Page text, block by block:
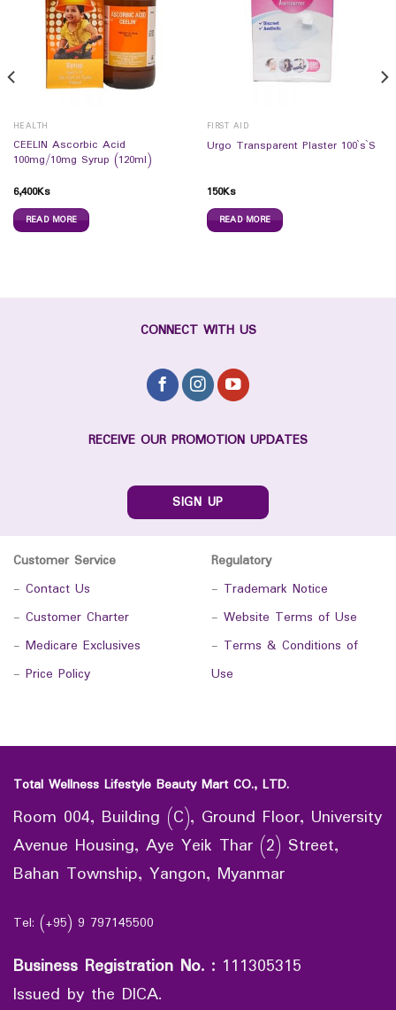
HEALTH
CEELIN Ascorbic Acid
100mg/10mg Syrup (120ml)
6,400Ks
READ MORE
FIRST AID
Urgo Transparent Plaster 100`s`S
150Ks
READ MORE
CONNECT WITH US
RECEIVE OUR PROMOTION UPDATES
SIGN UP
Customer Service
- Contact Us
- Customer Charter
- Medicare Exclusives
- Price Policy
Regulatory
- Trademark Notice
- Website Terms of Use
- Terms & Conditions of
Use
Total Wellness Lifestyle Beauty Mart CO., LTD.
Room 004, Building (C), Ground Floor, University
Avenue Housing, Aye Yeik Thar (2) Street,
Bahan Township, Yangon, Myanmar
Tel: (+95) 9 797145500
Business Registration No. : 111305315
Issued by the DICA.